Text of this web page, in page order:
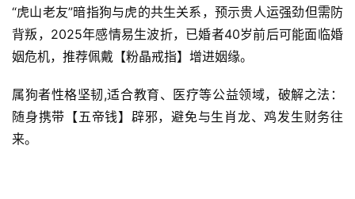
“虎山老友”暗指狗与虎的共生关系，预示贵人运强劲但需防
背叛，2025年感情易生波折，已婚者40岁前后可能面临婚
姻危机，推荐佩戴【粉晶戒指】增进姻缘。
属狗者性格坚韧,适合教育、医疗等公益领域，破解之法：
随身携带【五帝钱】辟邪，避免与生肖龙、鸡发生财务往
来。